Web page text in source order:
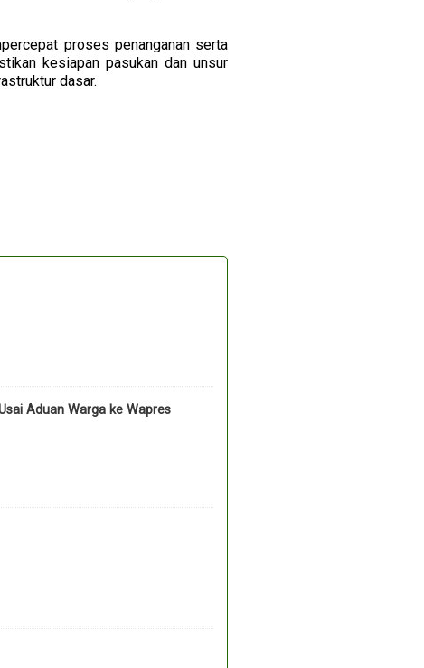
proses penanganan serta
kesiapan pasukan dan unsur
dasar.
Aduan Warga ke Wapres